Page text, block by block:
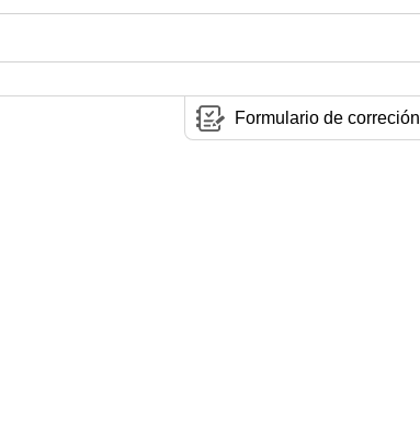
Formulario de correción